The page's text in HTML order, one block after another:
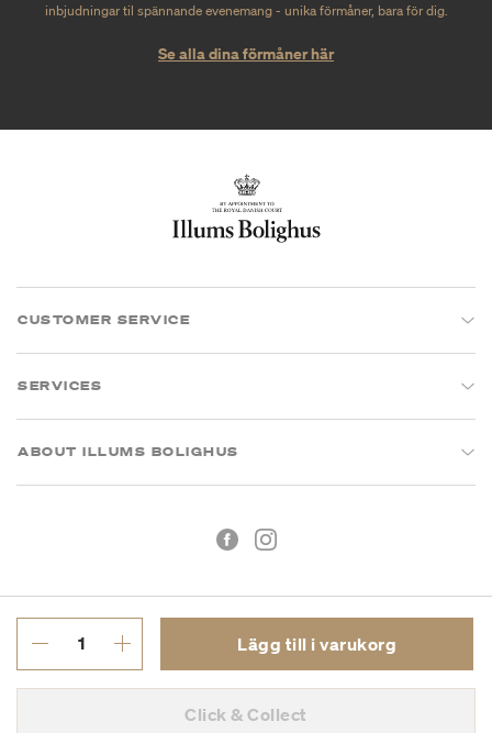
Lägg till i varukorg
Click & Collect
inbjudningar til spännande evenemang - unika förmåner, bara för dig.
Se alla dina förmåner här
CUSTOMER SERVICE
SERVICES
ABOUT ILLUMS BOLIGHUS